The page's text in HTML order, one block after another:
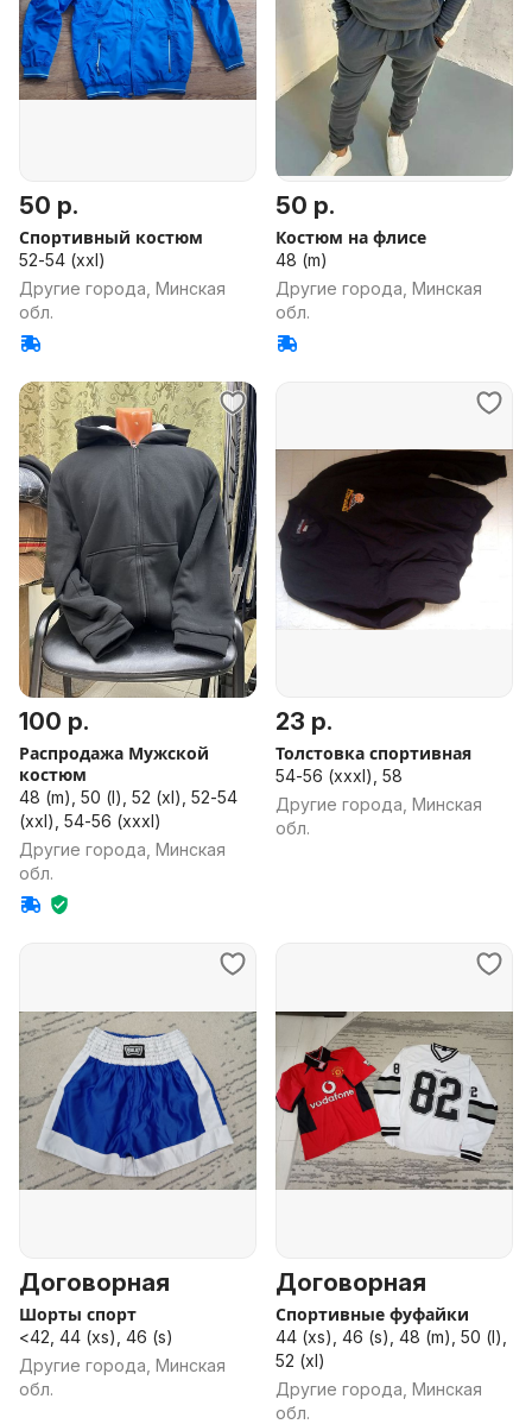
50 р.
Спортивный костюм
52-54 (xxl)
Другие города, Минская
обл.
50 р.
Костюм на флисе
48 (m)
Другие города, Минская
обл.
100 р.
Распродажа Мужской
костюм
48 (m), 50 (l), 52 (xl), 52-54
(xxl), 54-56 (xxxl)
Другие города, Минская
обл.
23 р.
Толстовка спортивная
54-56 (xxxl), 58
Другие города, Минская
обл.
Договорная
Шорты спорт
<42, 44 (xs), 46 (s)
Другие города, Минская
обл.
Договорная
Спортивные фуфайки
44 (xs), 46 (s), 48 (m), 50 (l),
52 (xl)
Другие города, Минская
обл.